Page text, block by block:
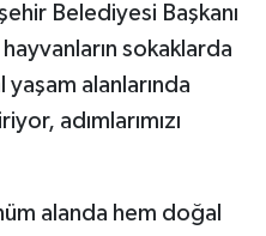
Belediyesi Başkanı
sokaklarda
alanlarında
adımlarımızı
alanda hem doğal